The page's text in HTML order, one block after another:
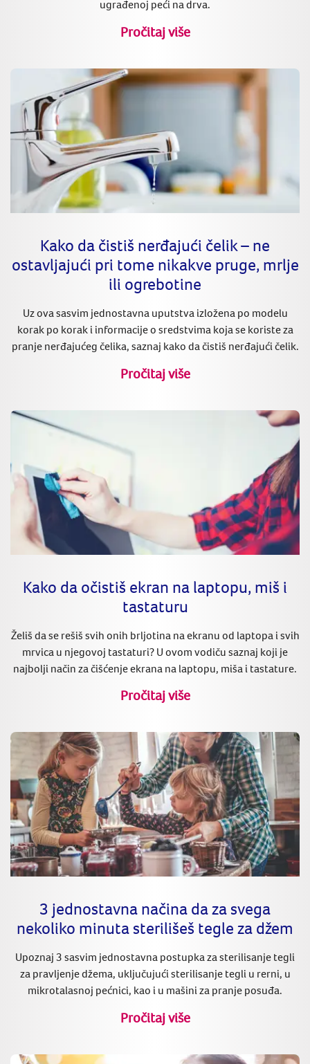
ugrađenoj peći na drva.
Pročitaj više
Kako da čistiš nerđajući čelik – ne
ostavljajući pri tome nikakve pruge, mrlje
ili ogrebotine
Uz ova sasvim jednostavna uputstva izložena po modelu
korak po korak i informacije o sredstvima koja se koriste za
pranje nerđajućeg čelika, saznaj kako da čistiš nerđajući čelik.
Pročitaj više
Kako da očistiš ekran na laptopu, miš i
tastaturu
Želiš da se rešiš svih onih brljotina na ekranu od laptopa i svih
mrvica u njegovoj tastaturi? U ovom vodiču saznaj koji je
najbolji način za čišćenje ekrana na laptopu, miša i tastature.
Pročitaj više
3 jednostavna načina da za svega
nekoliko minuta sterilišeš tegle za džem
Upoznaj 3 sasvim jednostavna postupka za sterilisanje tegli
za pravljenje džema, uključujući sterilisanje tegli u rerni, u
mikrotalasnoj pećnici, kao i u mašini za pranje posuđa.
Pročitaj više